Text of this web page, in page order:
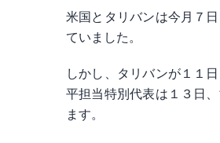
米国とタリバンは今月７
ていました。
しかし、タリバンが１１
平担当特別代表は１３日
ます。